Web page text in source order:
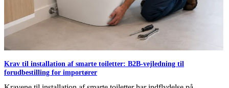
Krav til installation af smarte toiletter: B2B-vejledning til
forudbestilling for importører